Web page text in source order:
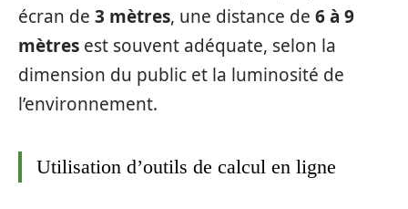
écran de 3 mètres, une distance de 6 à 9
mètres est souvent adéquate, selon la
dimension du public et la luminosité de
l’environnement.
Utilisation d’outils de calcul en ligne